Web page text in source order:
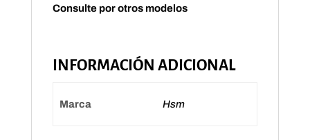
Consulte por otros modelos
INFORMACIÓN ADICIONAL
Marca Hsm